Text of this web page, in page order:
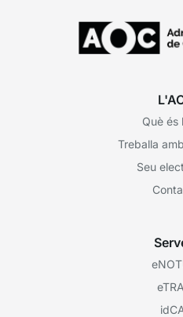
Què és
Treballa
Seu